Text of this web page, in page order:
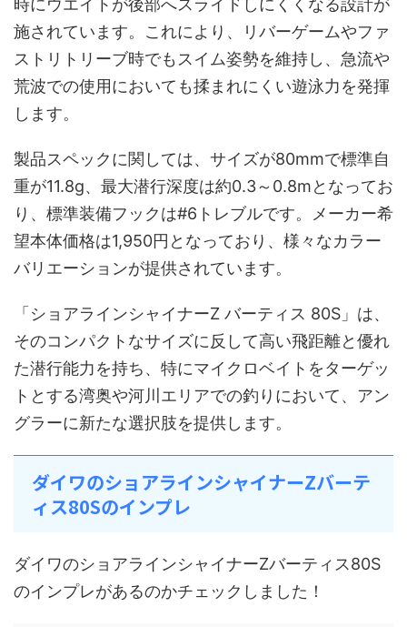
時にウエイトが後部へスライドしにくくなる設計が
施されています。これにより、リバーゲームやファ
ストリトリーブ時でもスイム姿勢を維持し、急流や
荒波での使用においても揉まれにくい遊泳力を発揮
します。
製品スペックに関しては、サイズが80mmで標準自
重が11.8g、最大潜行深度は約0.3～0.8mとなってお
り、標準装備フックは#6トレブルです。メーカー希
望本体価格は1,950円となっており、様々なカラー
バリエーションが提供されています。
「ショアラインシャイナーZ バーティス 80S」は、
そのコンパクトなサイズに反して高い飛距離と優れ
た潜行能力を持ち、特にマイクロベイトをターゲッ
トとする湾奥や河川エリアでの釣りにおいて、アン
グラーに新たな選択肢を提供します。
ダイワのショアラインシャイナーZバーテ
ィス80Sのインプレ
ダイワのショアラインシャイナーZバーティス80S
のインプレがあるのかチェックしました！